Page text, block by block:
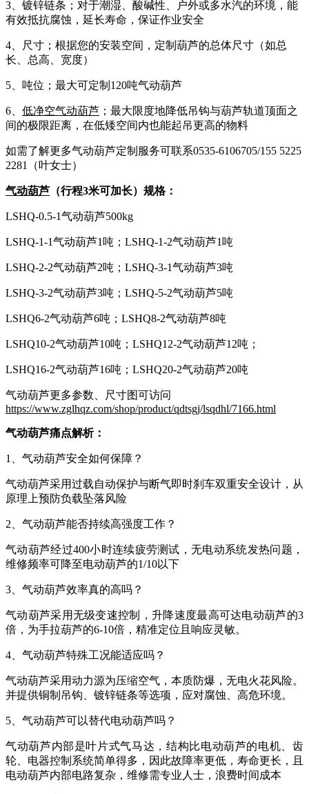
3、镀锌链条；对于潮湿、酸碱性、户外或多水汽的环境，能
有效抵抗腐蚀，延长寿命，保证作业安全
4、尺寸；根据您的安装空间，定制葫芦的总体尺寸（如总
长、总高、宽度）
5、吨位；最大可定制120吨气动葫芦
6、 低净空气动葫芦 ；最大限度地降低吊钩与葫芦轨道顶面之
间的极限距离，在低矮空间内也能起吊更高的物料
如需了解更多气动葫芦定制服务可联系0535-6106705/155 5225
2281（叶女士）
气动葫芦 （行程3米可加长）规格：
LSHQ-0.5-1气动葫芦500kg
LSHQ-1-1气动葫芦1吨；LSHQ-1-2气动葫芦1吨
LSHQ-2-2气动葫芦2吨；LSHQ-3-1气动葫芦3吨
LSHQ-3-2气动葫芦3吨；LSHQ-5-2气动葫芦5吨
LSHQ6-2气动葫芦6吨；LSHQ8-2气动葫芦8吨
LSHQ10-2气动葫芦10吨；LSHQ12-2气动葫芦12吨；
LSHQ16-2气动葫芦16吨；LSHQ20-2气动葫芦20吨
气动葫芦更多参数、尺寸图可访问
https://www.zglhqz.com/shop/product/qdtsgj/lsqdhl/7166.html
气动葫芦痛点解析：
1、气动葫芦安全如何保障？
气动葫芦采用过载自动保护与断气即时刹车双重安全设计，从
原理上预防负载坠落风险
2、气动葫芦能否持续高强度工作？
气动葫芦经过400小时连续疲劳测试，无电动系统发热问题，
维修频率可降至电动葫芦的1/10以下
3、气动葫芦效率真的高吗？
气动葫芦采用无级变速控制，升降速度最高可达电动葫芦的3
倍，为手拉葫芦的6-10倍，精准定位且响应灵敏。
4、气动葫芦特殊工况能适应吗？
气动葫芦采用动力源为压缩空气，本质防爆，无电火花风险。
并提供铜制吊钩、镀锌链条等选项，应对腐蚀、高危环境。
5、气动葫芦可以替代电动葫芦吗？
气动葫芦内部是叶片式气马达，结构比电动葫芦的电机、齿
轮、电器控制系统简单得多，因此故障率更低，寿命更长，且
电动葫芦内部电路复杂，维修需专业人士，浪费时间成本